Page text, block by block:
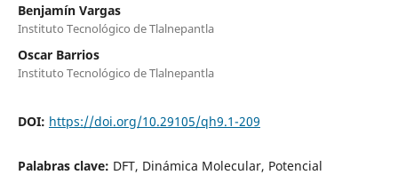
Benjamín Vargas
Instituto Tecnológico de Tlalnepantla
Oscar Barrios
Instituto Tecnológico de Tlalnepantla
DOI: https://doi.org/10.29105/qh9.1-209
Palabras clave: DFT, Dinámica Molecular, Potencial